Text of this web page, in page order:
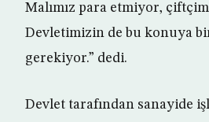
Malımız para etmiyor,
Devletimizin de bu konuya
gerekiyor.” dedi.
Devlet tarafından sanayide